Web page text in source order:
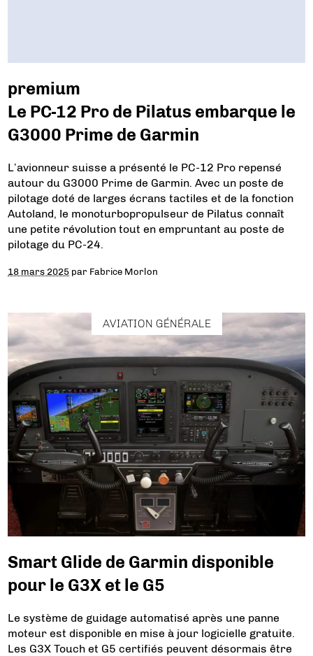
premium
Le PC-12 Pro de Pilatus embarque le
G3000 Prime de Garmin
L’avionneur suisse a présenté le PC-12 Pro repensé
autour du G3000 Prime de Garmin. Avec un poste de
pilotage doté de larges écrans tactiles et de la fonction
Autoland, le monoturbopropulseur de Pilatus connaît
une petite révolution tout en empruntant au poste de
pilotage du PC-24.
18 mars 2025 par Fabrice Morlon
AVIATION GÉNÉRALE
Smart Glide de Garmin disponible
pour le G3X et le G5
Le système de guidage automatisé après une panne
moteur est disponible en mise à jour logicielle gratuite.
Les G3X Touch et G5 certifiés peuvent désormais être